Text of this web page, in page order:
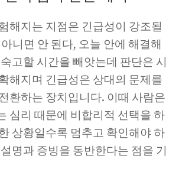
해지는 지점은 긴급성이 강조될
니면 안 된다, 오늘 안에 해결해
고할 시간을 빼앗는데 판단은 시
해지며 긴급성은 상대의 문제를
환하는 장치입니다. 이때 사람은
심리 때문에 비합리적 선택을 하
상황일수록 멈추고 확인해야 하
명과 증빙을 동반한다는 점을 기